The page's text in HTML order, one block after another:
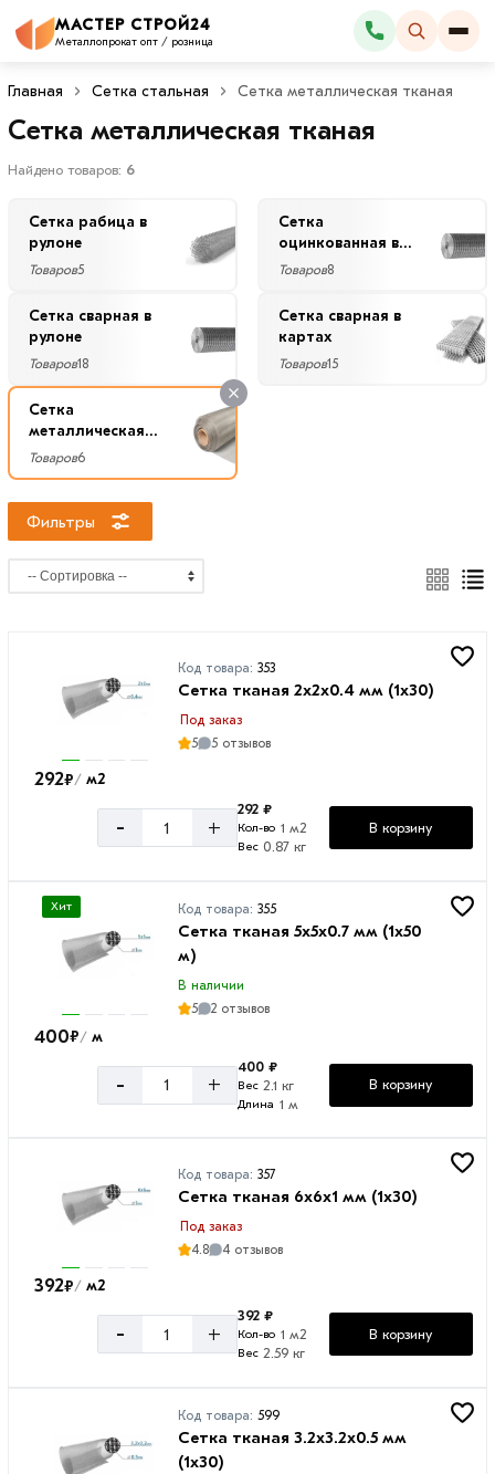
МАСТЕР СТРОЙ24
Металлопрокат опт / розница
Каталог
Главная Сетка стальная Сетка металлическая тканая
Сетка металлическая тканая
Найдено товаров: 6
Сетка рабица в
рулоне
Товаров5
Сетка
оцинкованная в
рулоне
Товаров8
Сетка сварная в
рулоне
Товаров18
Сетка сварная в
картах
Товаров15
Сетка
металлическая
тканая
Товаров6
Фильтры
Фильтры
×
скидкой
Цена
руб.
—
Размер
ячеек
мм
мм
мм
Толщина
0.4
0.5
мм
мм
м
Код товара: 353
Сетка тканая 2х2х0.4 мм (1х30)
Под заказ
5
5 отзывов
292₽/ м2
- +
292 ₽
Кол-во 1 м2
Вес 0.87 кг
В корзину
Хит Код товара: 355
Сетка тканая 5х5х0.7 мм (1х50
м)
В наличии
5
2 отзывов
400₽/ м
- +
400 ₽
Вес 2.1 кг
Длина 1 м
В корзину
Код товара: 357
Сетка тканая 6х6х1 мм (1х30)
Под заказ
4.8
4 отзывов
392₽/ м2
- +
392 ₽
Кол-во 1 м2
Вес 2.59 кг
В корзину
Код товара: 599
Сетка тканая 3.2х3.2х0.5 мм
(1х30)